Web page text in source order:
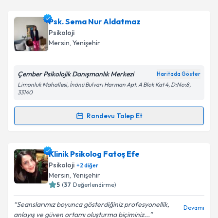
Psk. Murat Bilim için randevu takvimi talebi oluşturun.
Size bu uzmandan randevu almanız için bir takvim
hazırlandığında e-posta ile bilgilendireceğiz.
Kişisel verilerimin işlenmesine ilişkinAydınlatma
'ni okudum ve kişisel verilerimin belirtilen
kapsamda işlenmesini kabul ediyorum.
Takvim Talebini Gönder
Psk. Sema Nur Aldatmaz
Psikoloji
Mersin, Yenişehir
Çember Psikolojik Danışmanlık Merkezi Haritada Göster
Limonluk Mahallesi, İnönü Bulvarı Harman Apt. A Blok Kat 4, D:No:8,
33140
Randevu Talep Et
Randevu Takvimi Talebi
Psk. Sema Nur Aldatmaziçin randevu takvimi talebi
oluşturun. Size bu uzmandan randevu almanız için bir
takvim hazırlandığında e-posta ile bilgilendireceğiz.
Klinik Psikolog Fatoş Efe
Psikoloji +2 diğer
Mersin, Yenişehir
5 (37 Değerlendirme)
Seanslarımız boyunca gösterdiğiniz profesyonellik,
anlayış ve güven ortamı oluşturma biçiminiz...
Devamı